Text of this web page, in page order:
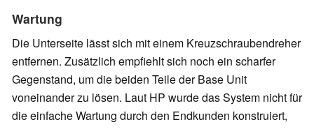
Wartung
Die Unterseite lässt sich mit einem Kreuzschraubendreher
entfernen. Zusätzlich empfiehlt sich noch ein scharfer
Gegenstand, um die beiden Teile der Base Unit
voneinander zu lösen. Laut HP wurde das System nicht für
die einfache Wartung durch den Endkunden konstruiert,